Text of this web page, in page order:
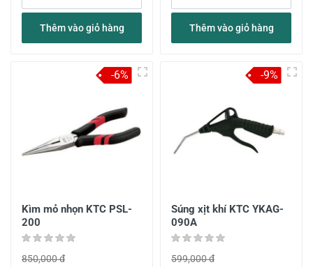
Thêm vào giỏ hàng Thêm vào giỏ hàng
Kìm mỏ nhọn KTC PSL-
200
850,000 đ
-6%
Súng xịt khí KTC YKAG-
090A
599,000 đ
-9%